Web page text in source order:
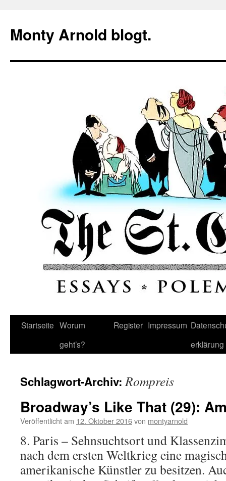
springen
Monty Arnold blogt.
Startseite Worum
geht’s?
Register Impressum
erklärung
Schlagwort-Archiv:Rompreis
Broadway’s Like That (29):
Veröffentlicht am 12. Oktober 2016von montyarnold
8. Paris – Sehnsuchtsort und
nach dem ersten Weltkrieg eine
amerikanische Künstler zu besitzen.